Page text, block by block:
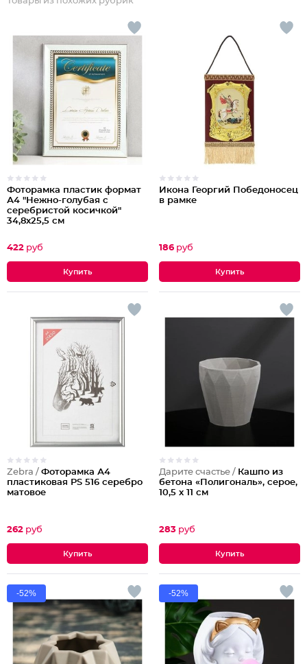
Фоторамка пластик формат
А4 "Нежно-голубая с
серебристой косичкой"
34,8х25,5 см
422 руб
Икона Георгий Победоносец
в рамке
186 руб
Zebra / Фоторамка А4
пластиковая PS 516 серебро
матовое
262 руб
Дарите счастье / Кашпо из
бетона «Полигональ», серое,
10,5 х 11 см
283 руб
-52% -52%